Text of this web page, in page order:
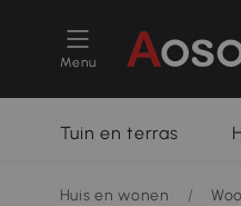
Menu
Tuin en terras
Huis en wonen /